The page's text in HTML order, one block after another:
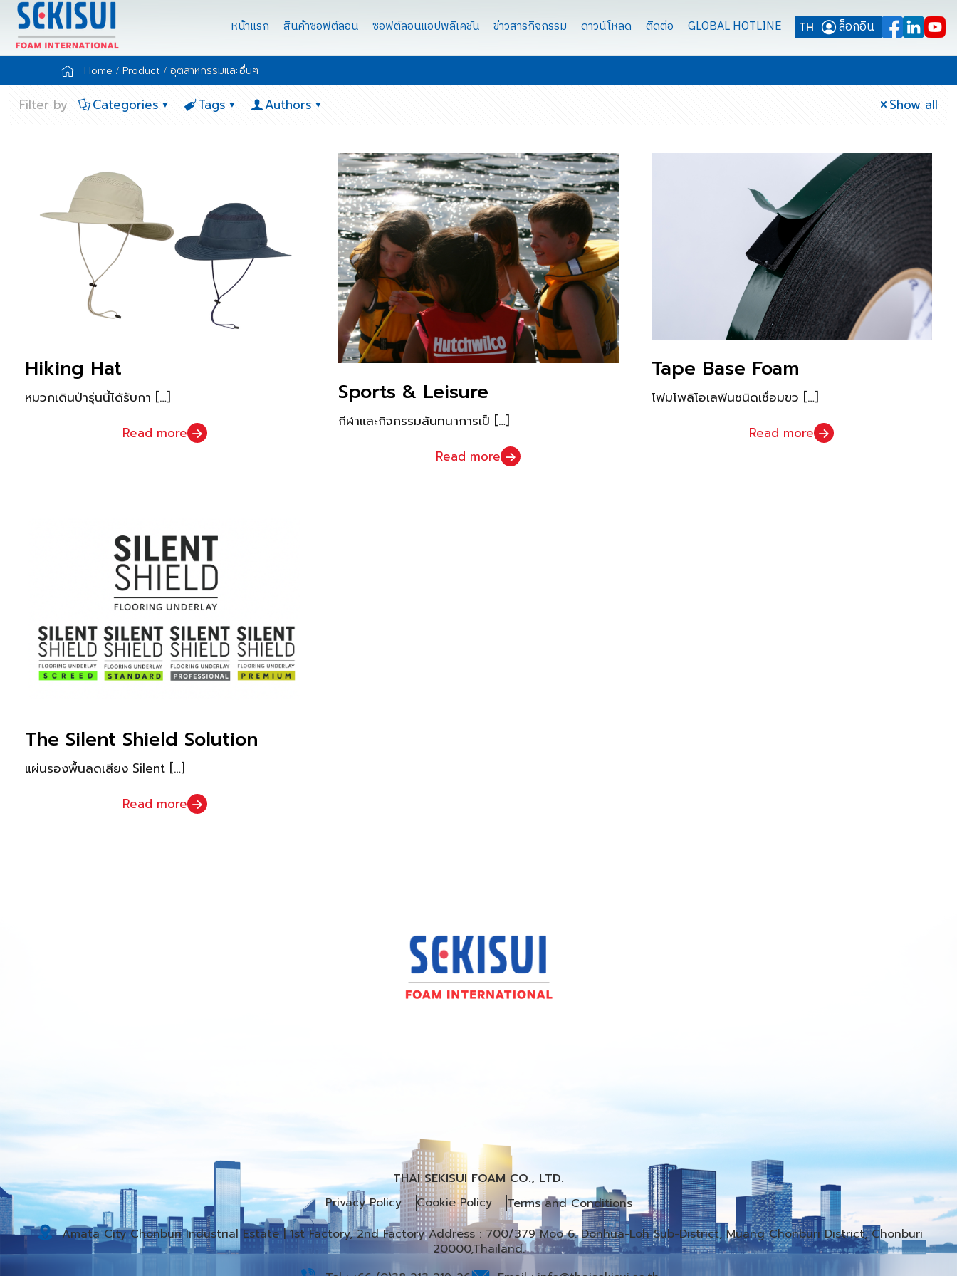
หน้าแรก สินค้าซอฟต์ลอน ซอฟต์ลอนแอปพลิเคชัน ข่าวสารกิจกรรม ดาวน์โหลด ติดต่อ GLOBAL HOTLINE TH ล็อกอิน
Home Product อุตสาหกรรมและอื่นๆ
Filter by Categories Tags Authors Show all
Hiking Hat
หมวกเดินป่ารุ่นนี้ได้รับกา […]
Read more
Sports & Leisure
กีฬาและกิจกรรมสันทนาการเป็ […]
Read more
Tape Base Foam
โฟมโพลิโอเลฟินชนิดเชื่อมขว […]
Read more
The Silent Shield Solution
แผ่นรองพื้นลดเสียง Silent […]
Read more
THAI SEKISUI FOAM CO., LTD.
Privacy Policy
Cookie Policy
Terms and Conditions
Amata City Chonburi Industrial Estate | 1st Factory, 2nd Factory Address : 700/379 Moo 6. Donhua-Loh Sub-District, Muang Chonburi District, Chonburi
20000,Thailand.